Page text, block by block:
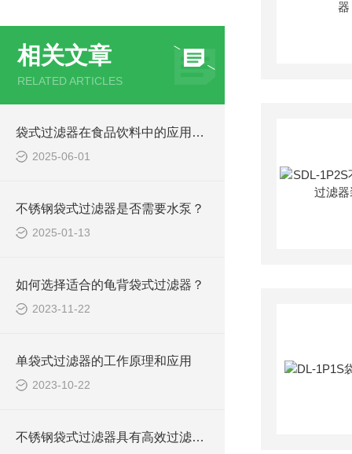
相关文章
RELATED ARTICLES
袋式过滤器在食品饮料中的应用案例
2025-06-01
不锈钢袋式过滤器是否需要水泵？
2025-01-13
如何选择适合的龟背袋式过滤器？
2023-11-22
单袋式过滤器的工作原理和应用
2023-10-22
不锈钢袋式过滤器具有高效过滤与耐久性等特点